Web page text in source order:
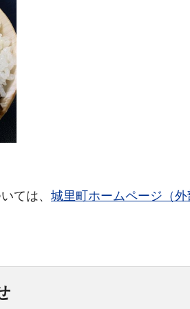
ては、 城里町ホームページ（外